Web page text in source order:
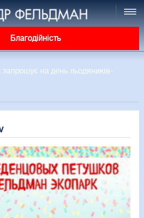
Благодійність
на день льодяників-